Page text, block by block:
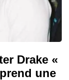
Drake «
une